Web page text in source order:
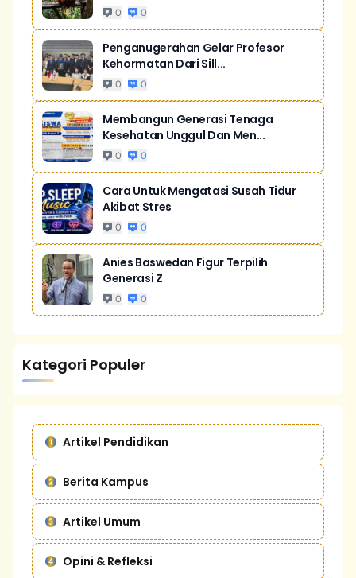
0 0
Penganugerahan Gelar Profesor
Kehormatan Dari Sill...
0 0
Membangun Generasi Tenaga
Kesehatan Unggul Dan Men...
0 0
Cara Untuk Mengatasi Susah Tidur
Akibat Stres
0 0
Anies Baswedan Figur Terpilih
Generasi Z
0 0
Kategori Populer
Artikel Pendidikan
Berita Kampus
Artikel Umum
Opini & Refleksi